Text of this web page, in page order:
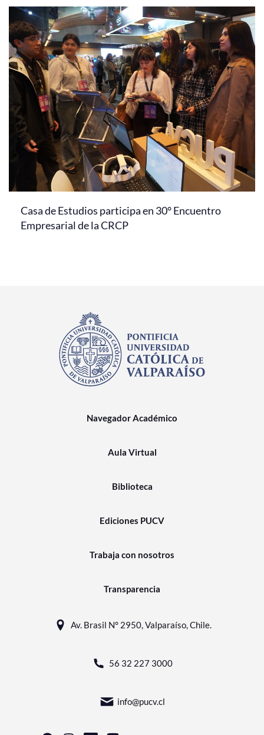
Casa de Estudios participa en 30° Encuentro
Empresarial de la CRCP
Navegador Académico
Aula Virtual
Biblioteca
Ediciones PUCV
Trabaja con nosotros
Transparencia
Av. Brasil N° 2950, Valparaíso, Chile.
56 32 227 3000
info@pucv.cl